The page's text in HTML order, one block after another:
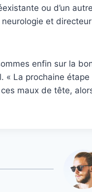
ou d’un
et
enfin sur la
« La prochaine
maux de tête,